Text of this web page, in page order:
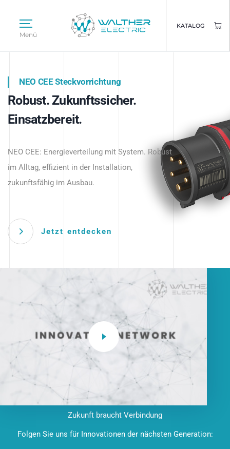
Menü
KATALOG
Intelligente Stromverteilung
beginnt hier.
NEO CEE Steckvorrichtung
Robust. Zukunftssicher.
Einsatzbereit.
NEO CEE: Energieverteilung mit System. Robust
im Alltag, effizient in der Installation,
zukunftsfähig im Ausbau.
Jetzt entdecken
Intelligenz trifft Energie.
Anwendungen – robust, IP-geschützt und
zukunftsfähig.
Zukunft braucht Verbindung
Folgen Sie uns für Innovationen der nächsten Generation: